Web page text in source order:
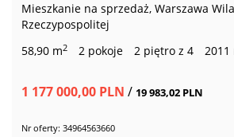
Mieszkanie na sprzedaż, Warszawa
Rzeczypospolitej
58,90 m2 2 pokoje 2 piętro z 4 2011
1 177 000,00 PLN / 19 983,02 PLN
Nr oferty: 34964563660